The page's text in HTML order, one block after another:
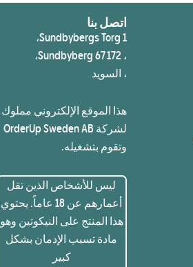
اتصل بنا
Sundbybergs Torg 1،
، 172 67 Sundbyberg،
، السويد
هذا الموقع الإلكتروني مملوك
لشركة OrderUp Sweden AB
وتقوم بتشغيله.
ليس للأشخاص الذين تقل
أعمارهم عن 18 عاماً. يحتوي
هذا المنتج على النيكوتين وهو
مادة تسبب الإدمان بشكل
كبير